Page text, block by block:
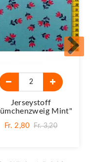
Jerseystoff
Mint"
Fr. 2,80 Fr. 3,20